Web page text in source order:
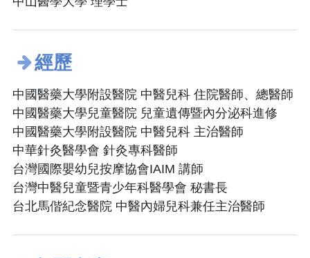
經歷
中國醫藥大學附設醫院 中醫兒科 住院醫師、總醫師
中國醫藥大學兒童醫院 兒童遺傳暨內分泌科進修
中國醫藥大學附設醫院 中醫兒科 主治醫師
中華針灸醫學會 針灸專科醫師
台灣國際嬰幼兒按摩協會IAIM 講師
台灣中醫兒童暨青少年科醫學會 秘書長
台北馬偕紀念醫院 中醫內婦兒科兼任主治醫師